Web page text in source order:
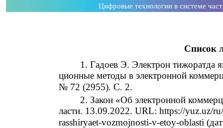
Цифровые технологии в системе
Список
1. Гадоев Э. Электрон тижоратда
ционные методы в электронной
№ 72 (2955). С. 2.
2. Закон «Об электронной
ласти. 13.09.2022. URL: https://yuz.uz/
rasshiryaet-vozmojnosti-v-etoy-oblasti